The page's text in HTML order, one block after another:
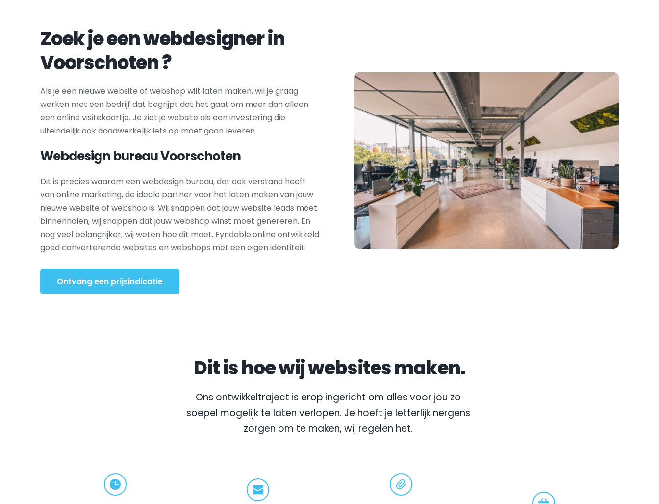
Voorschoten ?
Als je een nieuwe website of webshop wilt laten maken, wil je graag
werken met een bedrijf dat begrijpt dat het gaat om meer dan alleen
een online visitekaartje. Je ziet je website als een investering die
uiteindelijk ook daadwerkelijk iets op moet gaan leveren.
Webdesign bureau Voorschoten
Dit is precies waarom een webdesign bureau, dat ook verstand heeft
van online marketing, de ideale partner voor het laten maken van jouw
nieuwe website of webshop is. Wij snappen dat jouw website leads moet
binnenhalen, wij snappen dat jouw webshop winst moet genereren. En
nog veel belangrijker, wij weten hoe dit moet. Fyndable.online ontwikkeld
goed converterende websites en webshops met een eigen identiteit.
Ontvang een prijsindicatie
Dit is hoe wij websites maken.
Ons ontwikkeltraject is erop ingericht om alles voor jou zo
soepel mogelijk te laten verlopen. Je hoeft je letterlijk nergens
zorgen om te maken, wij regelen het.